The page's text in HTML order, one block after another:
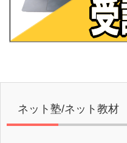
ネット塾/ネット教材